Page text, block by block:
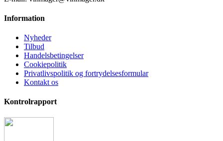
Information
Nyheder
Tilbud
Handelsbetingelser
Cookiepolitik
Privatlivspolitik og fortrydelsesformular
Kontakt os
Kontrolrapport